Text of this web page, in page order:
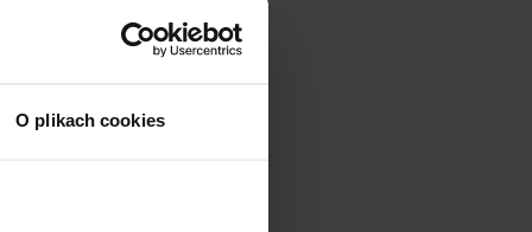
O plikach cookies